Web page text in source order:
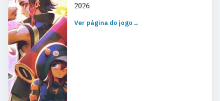
2026
Ver página do jogo→